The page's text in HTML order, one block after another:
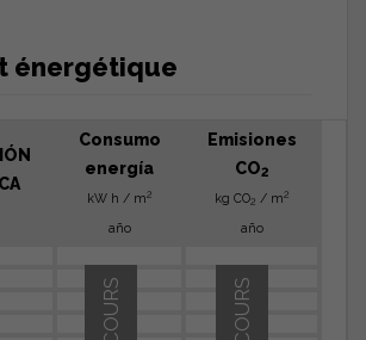
énergétique
Consumo
energía
kW h / m2
año
Emisiones
CO2
kg CO2 / m2
año